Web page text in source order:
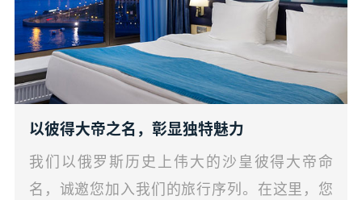
以彼得大帝之名，彰显独特魅力
我们以俄罗斯历史上伟大的沙皇彼得大帝命
名，诚邀您加入我们的旅行序列。在这里，您